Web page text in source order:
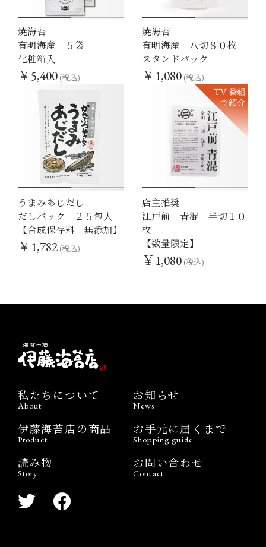
1
焼海苔
有明海産 ５袋
化粧箱入
￥5,400(税込)
1
焼海苔
有明海産 八切８０枚
スタンドパック
￥1,080(税込)
1 2
うまみあじだし
だしパック ２５包入
【合成保存料 無添加】
￥1,782(税込)
1
店主推奨
江戸前 青混 半切１０
枚
【数量限定】
￥1,080(税込)
私たちについて
About
お知らせ
News
伊藤海苔店の商品
Product
お手元に届くまで
Shopping guide
読み物
Story
お問い合わせ
Contact